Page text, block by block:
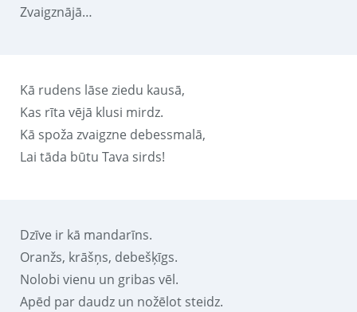
Zvaigznājā…
Kā rudens lāse ziedu kausā,
Kas rīta vējā klusi mirdz.
Kā spoža zvaigzne debessmalā,
Lai tāda būtu Tava sirds!
Dzīve ir kā mandarīns.
Oranžs, krāšņs, debešķīgs.
Nolobi vienu un gribas vēl.
Apēd par daudz un nožēlot steidz.